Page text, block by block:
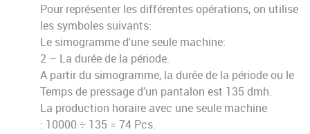
Pour représenter les différentes opérations, on utilise
les symboles suivants:
Le simogramme d'une seule machine:
2 – La durée de la période.
A partir du simogramme, la durée de la période ou le
Temps de pressage d’un pantalon est 135 dmh.
La production horaire avec une seule machine
: 10000 ÷ 135 = 74 Pcs.